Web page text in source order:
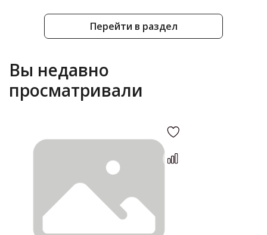
Перейти в раздел
Вы недавно
просматривали